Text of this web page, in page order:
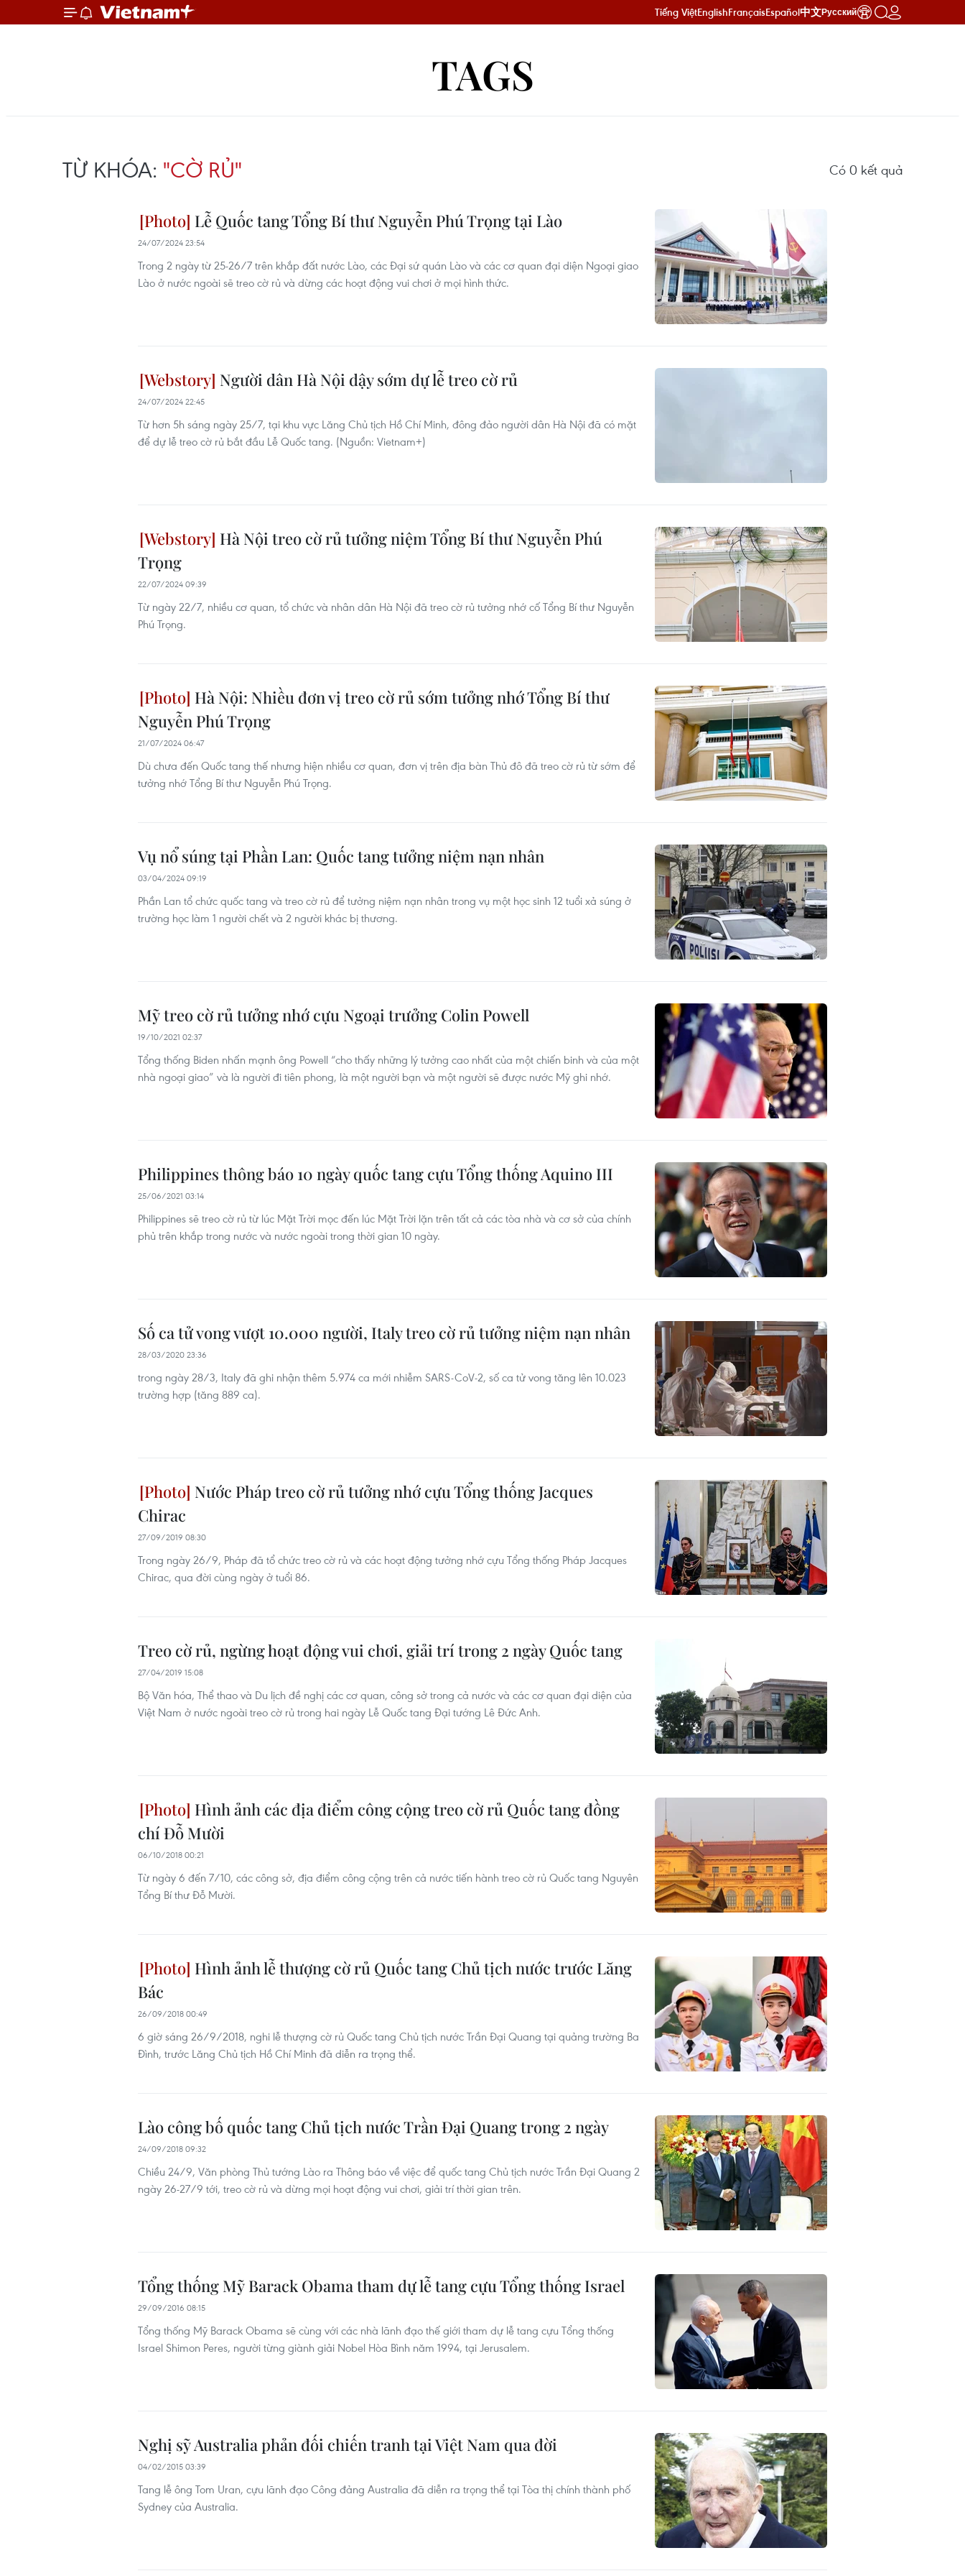
Tiếng ViệtEnglishFrançaisEspañol中文Русский
TAGS
TỪ KHÓA: "CỜ RỦ" Có 0 kết quả
Lễ Quốc tang Tổng Bí thư Nguyễn Phú Trọng tại Lào
24/07/2024 23:54
Trong 2 ngày từ 25-26/7 trên khắp đất nước Lào, các Đại sứ quán Lào và các cơ quan đại diện Ngoại giao
Lào ở nước ngoài sẽ treo cờ rủ và dừng các hoạt động vui chơi ở mọi hình thức.
Người dân Hà Nội dậy sớm dự lễ treo cờ rủ
24/07/2024 22:45
Từ hơn 5h sáng ngày 25/7, tại khu vực Lăng Chủ tịch Hồ Chí Minh, đông đảo người dân Hà Nội đã có mặt
để dự lễ treo cờ rủ bắt đầu Lễ Quốc tang. (Nguồn: Vietnam+)
Hà Nội treo cờ rủ tưởng niệm Tổng Bí thư Nguyễn Phú
Trọng
22/07/2024 09:39
Từ ngày 22/7, nhiều cơ quan, tổ chức và nhân dân Hà Nội đã treo cờ rủ tưởng nhớ cố Tổng Bí thư Nguyễn
Phú Trọng.
Hà Nội: Nhiều đơn vị treo cờ rủ sớm tưởng nhớ Tổng Bí thư
Nguyễn Phú Trọng
21/07/2024 06:47
Dù chưa đến Quốc tang thế nhưng hiện nhiều cơ quan, đơn vị trên địa bàn Thủ đô đã treo cờ rủ từ sớm để
tưởng nhớ Tổng Bí thư Nguyễn Phú Trọng.
Vụ nổ súng tại Phần Lan: Quốc tang tưởng niệm nạn nhân
03/04/2024 09:19
Phần Lan tổ chức quốc tang và treo cờ rủ để tưởng niệm nạn nhân trong vụ một học sinh 12 tuổi xả súng ở
trường học làm 1 người chết và 2 người khác bị thương.
Mỹ treo cờ rủ tưởng nhớ cựu Ngoại trưởng Colin Powell
19/10/2021 02:37
Tổng thống Biden nhấn mạnh ông Powell “cho thấy những lý tưởng cao nhất của một chiến binh và của một
nhà ngoại giao” và là người đi tiên phong, là một người bạn và một người sẽ được nước Mỹ ghi nhớ.
Philippines thông báo 10 ngày quốc tang cựu Tổng thống Aquino III
25/06/2021 03:14
Philippines sẽ treo cờ rủ từ lúc Mặt Trời mọc đến lúc Mặt Trời lặn trên tất cả các tòa nhà và cơ sở của chính
phủ trên khắp trong nước và nước ngoài trong thời gian 10 ngày.
Số ca tử vong vượt 10.000 người, Italy treo cờ rủ tưởng niệm nạn nhân
28/03/2020 23:36
trong ngày 28/3, Italy đã ghi nhận thêm 5.974 ca mới nhiễm SARS-CoV-2, số ca tử vong tăng lên 10.023
trường hợp (tăng 889 ca).
Nước Pháp treo cờ rủ tưởng nhớ cựu Tổng thống Jacques
Chirac
27/09/2019 08:30
Trong ngày 26/9, Pháp đã tổ chức treo cờ rủ và các hoạt động tưởng nhớ cựu Tổng thống Pháp Jacques
Chirac, qua đời cùng ngày ở tuổi 86.
Treo cờ rủ, ngừng hoạt động vui chơi, giải trí trong 2 ngày Quốc tang
27/04/2019 15:08
Bộ Văn hóa, Thể thao và Du lịch đề nghị các cơ quan, công sở trong cả nước và các cơ quan đại diện của
Việt Nam ở nước ngoài treo cờ rủ trong hai ngày Lễ Quốc tang Đại tướng Lê Đức Anh.
Hình ảnh các địa điểm công cộng treo cờ rủ Quốc tang đồng
chí Đỗ Mười
06/10/2018 00:21
Từ ngày 6 đến 7/10, các công sở, địa điểm công cộng trên cả nước tiến hành treo cờ rủ Quốc tang Nguyên
Tổng Bí thư Đỗ Mười.
Hình ảnh lễ thượng cờ rủ Quốc tang Chủ tịch nước trước Lăng
Bác
26/09/2018 00:49
6 giờ sáng 26/9/2018, nghi lễ thượng cờ rủ Quốc tang Chủ tịch nước Trần Đại Quang tại quảng trường Ba
Đình, trước Lăng Chủ tịch Hồ Chí Minh đã diễn ra trọng thể.
Lào công bố quốc tang Chủ tịch nước Trần Đại Quang trong 2 ngày
24/09/2018 09:32
Chiều 24/9, Văn phòng Thủ tướng Lào ra Thông báo về việc để quốc tang Chủ tịch nước Trần Đại Quang 2
ngày 26-27/9 tới, treo cờ rủ và dừng mọi hoạt động vui chơi, giải trí thời gian trên.
Tổng thống Mỹ Barack Obama tham dự lễ tang cựu Tổng thống Israel
29/09/2016 08:15
Tổng thống Mỹ Barack Obama sẽ cùng với các nhà lãnh đạo thế giới tham dự lễ tang cựu Tổng thống
Israel Shimon Peres, người từng giành giải Nobel Hòa Bình năm 1994, tại Jerusalem.
Nghị sỹ Australia phản đối chiến tranh tại Việt Nam qua đời
04/02/2015 03:39
Tang lễ ông Tom Uran, cựu lãnh đạo Công đảng Australia đã diễn ra trọng thể tại Tòa thị chính thành phố
Sydney của Australia.